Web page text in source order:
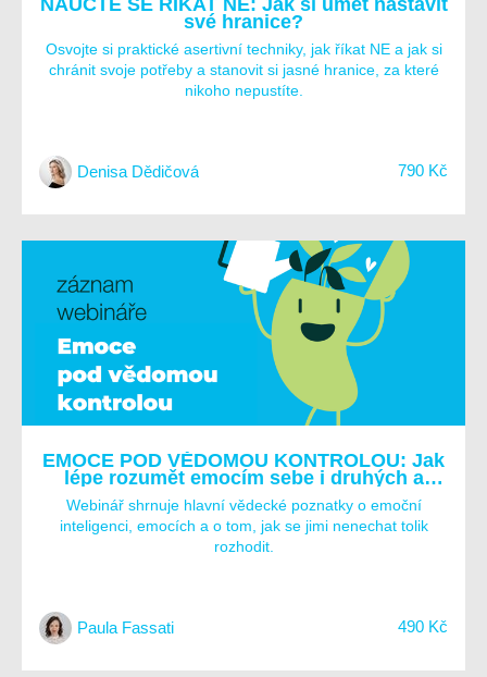
NAUČTE SE ŘÍKAT NE: Jak si umět nastavit
své hranice?
Osvojte si praktické asertivní techniky, jak říkat NE a jak si
chránit svoje potřeby a stanovit si jasné hranice, za které
nikoho nepustíte.
Denisa Dědičová 790 Kč
EMOCE POD VĚDOMOU KONTROLOU: Jak
lépe rozumět emocím sebe i druhých a
získat tak vnitřní stabilitu?
Webinář shrnuje hlavní vědecké poznatky o emoční
inteligenci, emocích a o tom, jak se jimi nenechat tolik
rozhodit.
Paula Fassati 490 Kč